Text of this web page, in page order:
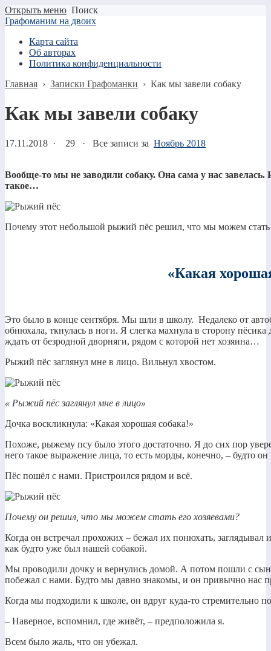
Открыть меню Поиск
Графоманим на двоих
Карта сайта
Об авторах
Политика конфиденциальности
Главная › Записки Графоманки › Как мы завели собаку
Как мы завели собаку
17.11.2018 · 29 · Все записи за Ноябрь 2018
Вообще-то мы не заводили собаку. Она сама у нас
такое…
Почему этот небольшой рыжий пёс решил, что мы можем стать
«Какая
Это было в конце сентября. Мы шли в школу. Недалеко от
обнюхала, ткнулась в ноги. Я слегка махнула в сторону
ждать от безродной дворняги, рядом с которой нет хозяина…
Рыжий пёс заглянул мне в лицо. Вильнул хвостом.
« Рыжий пёс заглянул мне в лицо»
Дочка воскликнула: «Какая хорошая собака!»
Похоже, рыжему псу было этого достаточно. Я до сих пор
него такое выражение лица, то есть морды, конечно, – будто он
Пёс пошёл с нами. Пристроился рядом и всё.
Почему он решил, что мы можем стать его хозяевами?
Когда он встречал прохожих – бежал их понюхать,
как будто уже был нашей собакой.
Мы проводили дочку и вернулись домой. А потом пошли с
побежал с нами. Будто мы давно знакомы, и он привычно нас
Когда мы подходили к школе, он вдруг куда-то стремительно
– Наверное, вспомнил, где живёт, – предположила я.
Всем было жаль, что он убежал.